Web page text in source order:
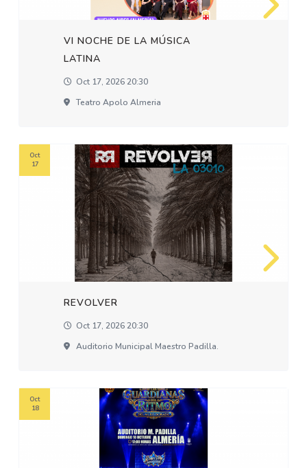
VI NOCHE DE LA MÚSICA
LATINA
Oct 17, 2026 20:30
Teatro Apolo Almeria
REVOLVER
Oct 17, 2026 20:30
Auditorio Municipal Maestro Padilla.
Oct
17
Oct
18